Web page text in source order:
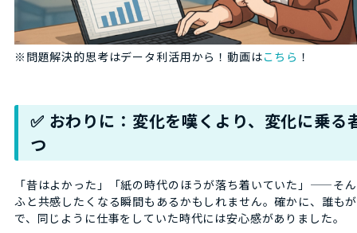
※問題解決的思考はデータ利活用から！動画はこちら ！
✅ おわりに：変化を嘆くより、変化に乗る
つ
「昔はよかった」「紙の時代のほうが落ち着いていた」——そ
ふと共感したくなる瞬間もあるかもしれません。確かに、誰も
で、同じように仕事をしていた時代には安心感がありました。